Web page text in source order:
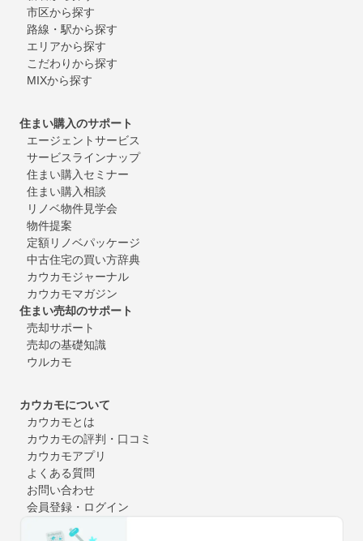
市区から探す
路線・駅から探す
エリアから探す
こだわりから探す
MIXから探す
住まい購入のサポート
エージェントサービス
サービスラインナップ
住まい購入セミナー
住まい購入相談
リノベ物件見学会
物件提案
定額リノベパッケージ
中古住宅の買い方辞典
カウカモジャーナル
カウカモマガジン
住まい売却のサポート
売却サポート
売却の基礎知識
ウルカモ
カウカモについて
カウカモとは
カウカモの評判・口コミ
カウカモアプリ
よくある質問
お問い合わせ
会員登録・ログイン